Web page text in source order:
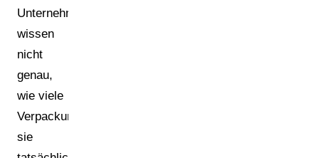
Unternehmen
wissen
nicht
genau,
wie viele
Verpackungsartikel
sie